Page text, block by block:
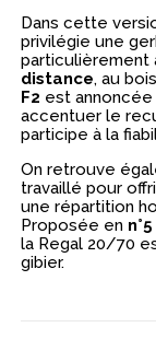
Dans cette
privilégie une
particulièrement
distance, au
F2 est
accentuer le
participe à la
On retrouve
travaillé pour
une répartition
Proposée en
la Regal 20/70
gibier.